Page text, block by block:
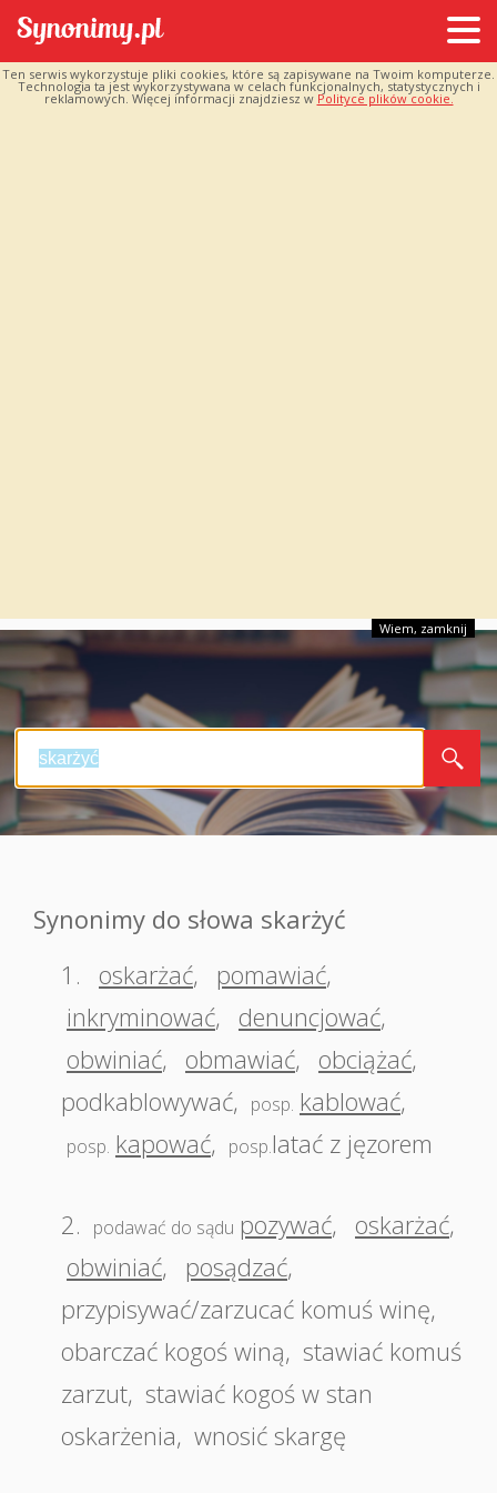
Ten serwis wykorzystuje pliki cookies, które są zapisywane na Twoim komputerze.
Technologia ta jest wykorzystywana w celach funkcjonalnych, statystycznych i
reklamowych. Więcej informacji znajdziesz w Polityce plików cookie.
Wiem, zamknij
Synonimy do słowa skarżyć
1.
oskarżać, pomawiać,
inkryminować, denuncjować,
obwiniać, obmawiać, obciążać,
podkablowywać, posp. kablować,
posp. kapować, posp.latać z jęzorem
2. podawać do sądu pozywać, oskarżać,
obwiniać, posądzać,
przypisywać/zarzucać komuś winę,
obarczać kogoś winą, stawiać komuś
zarzut, stawiać kogoś w stan
oskarżenia, wnosić skargę